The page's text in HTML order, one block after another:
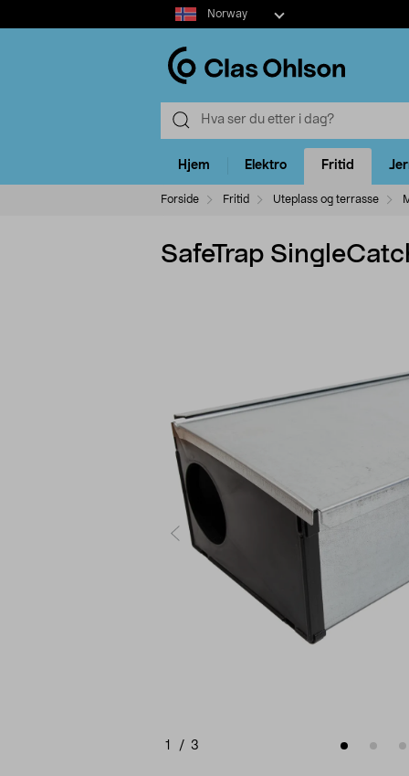
Select
market
Norway
Hjem Elektro Fritid
Forside Fritid Uteplass og terrasse
SafeTrap
1 / 3